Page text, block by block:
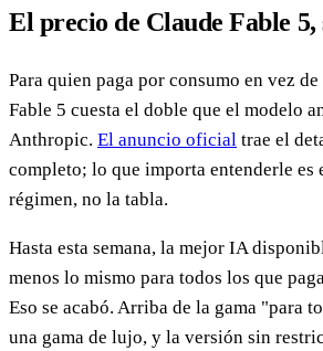
El precio de Claude Fable
Para quien paga por consumo en vez
Fable 5 cuesta el doble que el modelo
Anthropic. El anuncio oficial trae el
completo; lo que importa entenderle es
régimen, no la tabla.
Hasta esta semana, la mejor IA
menos lo mismo para todos los que
Eso se acabó. Arriba de la gama "para
una gama de lujo, y la versión sin